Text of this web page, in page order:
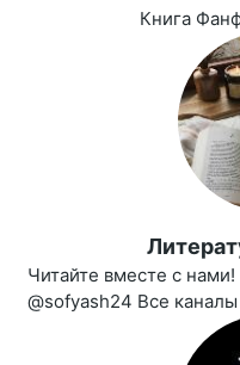
Книга
Читайте вместе с
@sofyash24 Все